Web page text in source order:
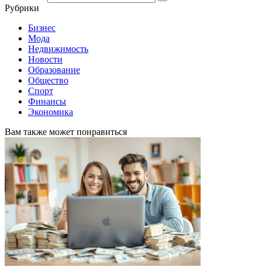
Рубрики
Бизнес
Мода
Недвижимость
Новости
Образование
Общество
Спорт
Финансы
Экономика
Вам также может понравиться